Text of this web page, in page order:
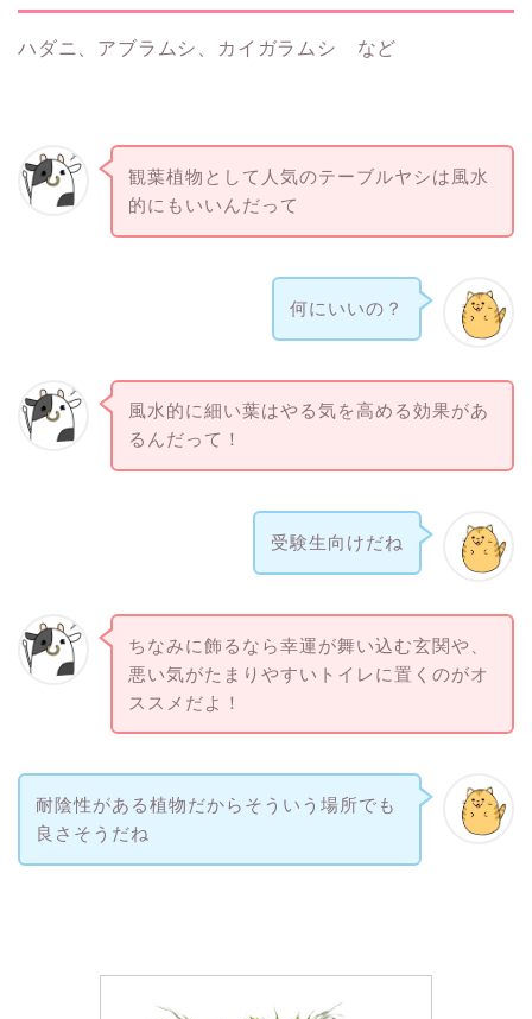
ハダニ、アブラムシ、カイガラムシ など
観葉植物として人気のテーブルヤシは風水
的にもいいんだって
何にいいの？
風水的に細い葉はやる気を高める効果があ
るんだって！
受験生向けだね
ちなみに飾るなら幸運が舞い込む玄関や、
悪い気がたまりやすいトイレに置くのがオ
ススメだよ！
耐陰性がある植物だからそういう場所でも
良さそうだね